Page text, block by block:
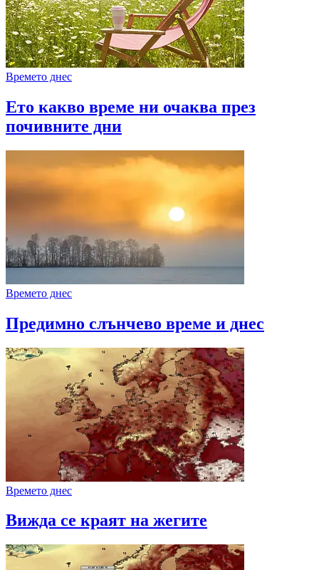
Времето днес
Ето какво време ни очаква през
почивните дни
Времето днес
Предимно слънчево време и днес
Времето днес
Вижда се краят на жегите